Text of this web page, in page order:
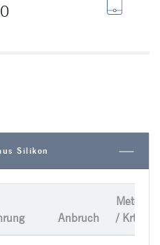
Silikon
Anbruch
Meter
/ Krt.